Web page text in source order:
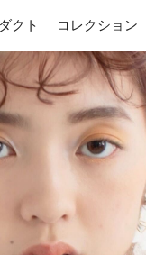
クト コレクション